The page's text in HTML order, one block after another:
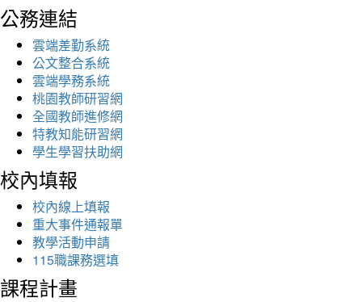
公務連結
雲端差勤系統
公文整合系統
雲端學務系統
桃園教師研習網
全國教師進修網
特教知能研習網
學生學習扶助網
校內填報
校內線上填報
重大事件通報單
教學活動申請
115職課務選填
課程計畫